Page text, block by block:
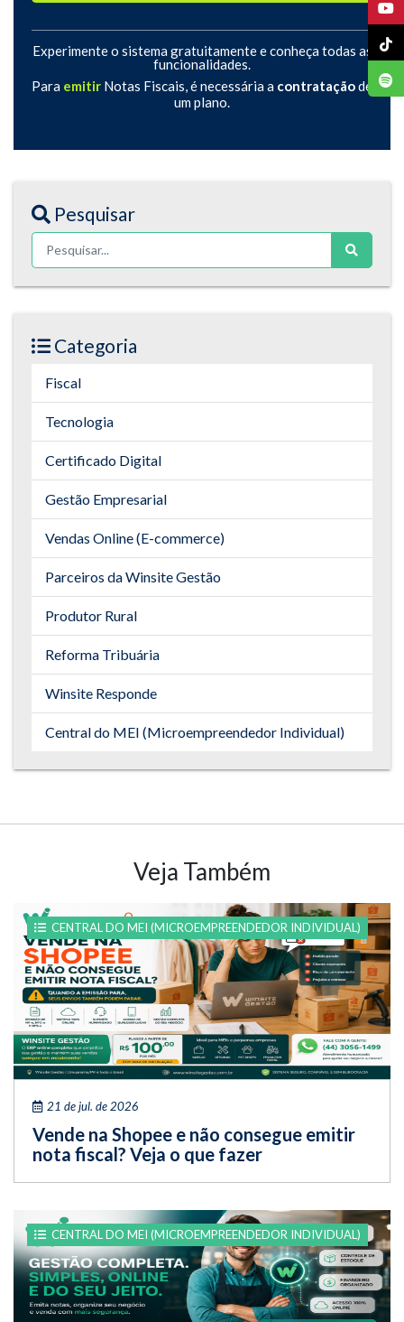
Experimente o sistema gratuitamente e conheça todas as
funcionalidades.
Para emitir Notas Fiscais, é necessária a contrataçãode
um plano.
Pesquisar
Categoria
Fiscal
Tecnologia
Certificado Digital
Gestão Empresarial
Vendas Online (E-commerce)
Parceiros da Winsite Gestão
Produtor Rural
Reforma Tribuária
Winsite Responde
Central do MEI (Microempreendedor Individual)
Veja Também
CENTRAL DO MEI (MICROEMPREENDEDOR INDIVIDUAL)
21 de jul. de 2026
Vende na Shopee e não consegue emitir
nota fiscal? Veja o que fazer
CENTRAL DO MEI (MICROEMPREENDEDOR INDIVIDUAL)